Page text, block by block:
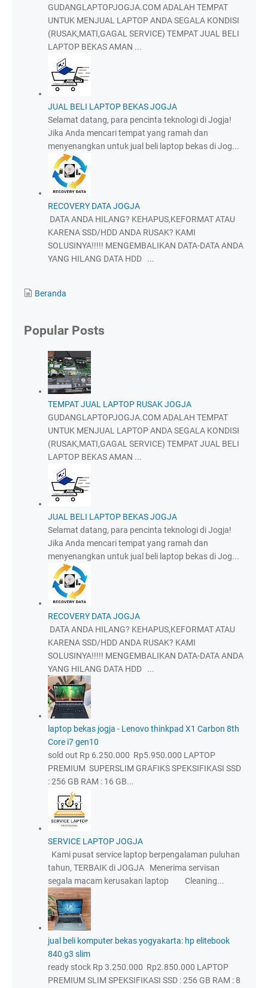
GUDANGLAPTOPJOGJA.COM ADALAH TEMPAT
UNTUK MENJUAL LAPTOP ANDA SEGALA KONDISI
(RUSAK,MATI,GAGAL SERVICE) TEMPAT JUAL BELI
LAPTOP BEKAS AMAN ...
JUAL BELI LAPTOP BEKAS JOGJA
Selamat datang, para pencinta teknologi di Jogja!
Jika Anda mencari tempat yang ramah dan
menyenangkan untuk jual beli laptop bekas di Jog...
RECOVERY DATA JOGJA
DATA ANDA HILANG? KEHAPUS,KEFORMAT ATAU
KARENA SSD/HDD ANDA RUSAK? KAMI
SOLUSINYA!!!!! MENGEMBALIKAN DATA-DATA ANDA
YANG HILANG DATA HDD ...
Beranda
Popular Posts
TEMPAT JUAL LAPTOP RUSAK JOGJA
GUDANGLAPTOPJOGJA.COM ADALAH TEMPAT
UNTUK MENJUAL LAPTOP ANDA SEGALA KONDISI
(RUSAK,MATI,GAGAL SERVICE) TEMPAT JUAL BELI
LAPTOP BEKAS AMAN ...
JUAL BELI LAPTOP BEKAS JOGJA
Selamat datang, para pencinta teknologi di Jogja!
Jika Anda mencari tempat yang ramah dan
menyenangkan untuk jual beli laptop bekas di Jog...
RECOVERY DATA JOGJA
DATA ANDA HILANG? KEHAPUS,KEFORMAT ATAU
KARENA SSD/HDD ANDA RUSAK? KAMI
SOLUSINYA!!!!! MENGEMBALIKAN DATA-DATA ANDA
YANG HILANG DATA HDD ...
laptop bekas jogja - Lenovo thinkpad X1 Carbon 8th
Core i7 gen10
sold out Rp 6.250.000 Rp5.950.000 LAPTOP
PREMIUM SUPERSLIM GRAFIKS SPEKSIFIKASI SSD
: 256 GB RAM : 16 GB...
SERVICE LAPTOP JOGJA
Kami pusat service laptop berpengalaman puluhan
tahun, TERBAIK di JOGJA Menerima servisan
segala macam kerusakan laptop Cleaning...
jual beli komputer bekas yogyakarta: hp elitebook
840 g3 slim
ready stock Rp 3.250.000 Rp2.850.000 LAPTOP
PREMIUM SLIM SPEKSIFIKASI SSD : 256 GB RAM : 8